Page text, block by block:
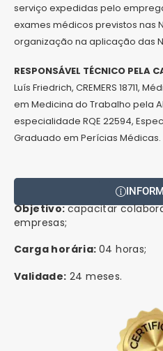
serviço expedidas pelo
exames médicos previstos nas
organização na aplicação das
RESPONSÁVEL TÉCNICO PELA
Luís Friedrich, CREMERS 18711,
em Medicina do Trabalho pela
especialidade RQE 22594,
Graduado em Perícias Médicas.
Objetivo:capacitar
empresas;
Carga horária: 04 horas;
Validade: 24 meses.